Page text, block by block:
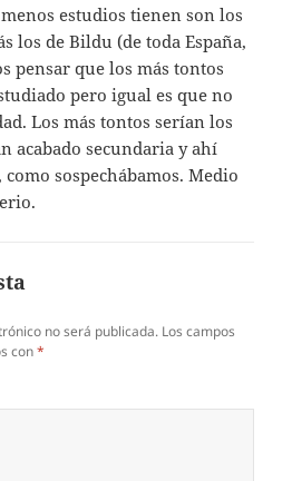
estudios tienen son los
los de Bildu (de toda España,
pensar que los más tontos
pero igual es que no
Los más tontos serían los
acabado secundaria y ahí
sospechábamos. Medio
no será publicada. Los campos
con*